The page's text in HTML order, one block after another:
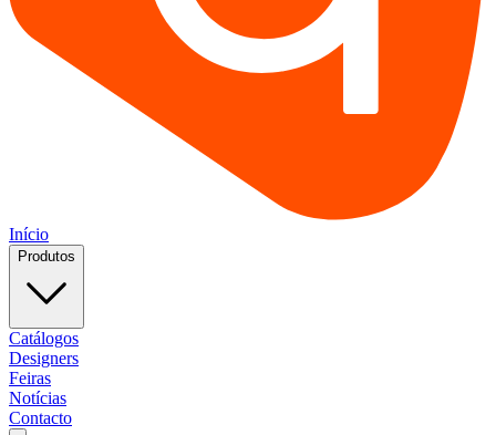
Início
Produtos
Catálogos
Designers
Feiras
Notícias
Contacto